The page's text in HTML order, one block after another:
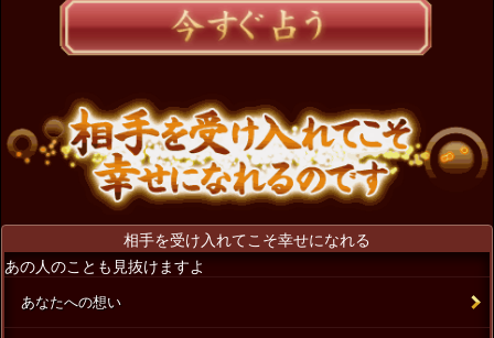
相手を受け入れてこそ幸せになれる
あの人のことも見抜けますよ
あなたへの想い